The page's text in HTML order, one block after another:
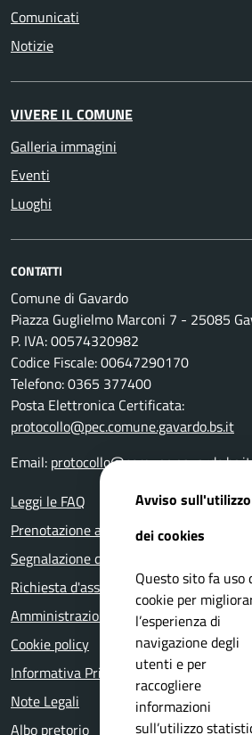
Comunicati
Notizie
VIVERE IL COMUNE
Galleria immagini
Eventi
Luoghi
CONTATTI
Comune di Gavardo
Piazza Guglielmo Marconi 7 - 25085
P. IVA: 00574320982
Codice Fiscale: 00647290170
Telefono: 0365 377400
Posta Elettronica Certificata:
protocollo@pec.comune.gavardo.bs.it
Email: protocollo@comune.gavardo.bs.it
Leggi le FAQ
Prenotazione appuntamento
Segnalazione disservizio
Richiesta d'assistenza
Amministrazione trasparente
Cookie policy
Informativa Privacy
Note Legali
Albo pretorio
Avviso sull'utilizzo
dei cookies
Questo sito fa uso
cookie per
l’esperienza di
navigazione degli
utenti e per
raccogliere
informazioni
sull’utilizzo